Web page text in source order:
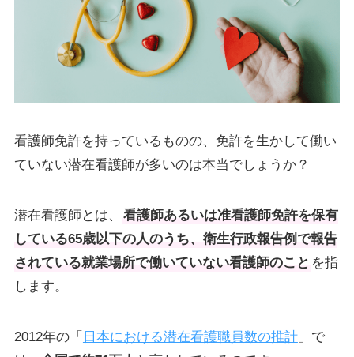
看護師免許を持っているものの、免許を生かして働い
ていない潜在看護師が多いのは本当でしょうか？
潜在看護師とは、
看護師あるいは准看護師免許を保有
している65歳以下の人のうち、衛生行政報告例で報告
されている就業場所で働いていない看護師のこと を指
します。
2012年の「 日本における潜在看護職員数の推計」で